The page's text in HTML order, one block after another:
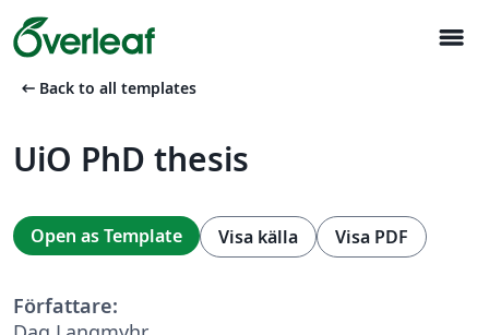
menu
arrow_left_alt Back to all templates
UiO PhD thesis
Open as Template Visa källa Visa PDF
Författare: